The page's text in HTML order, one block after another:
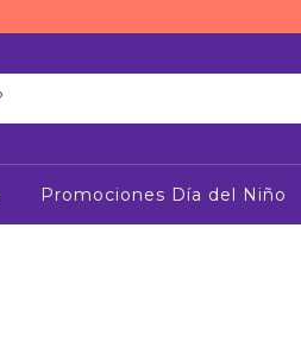
Promociones Día del Niño